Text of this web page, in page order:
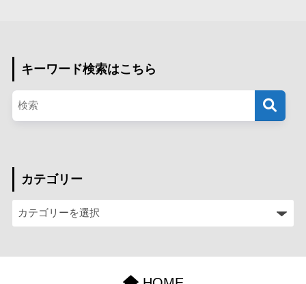
キーワード検索はこちら
カテゴリー